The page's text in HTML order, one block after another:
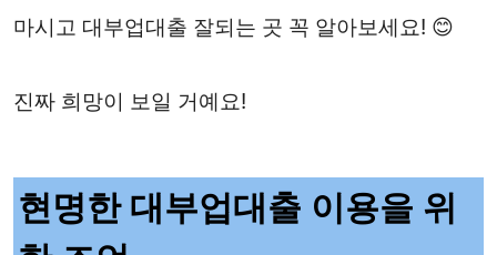
마시고 대부업대출 잘되는 곳 꼭 알아보세요! 😊
진짜 희망이 보일 거예요!
현명한 대부업대출 이용을 위